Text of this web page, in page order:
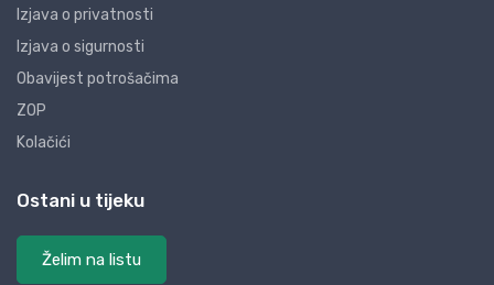
Izjava o privatnosti
Izjava o sigurnosti
Obavijest potrošačima
ZOP
Kolačići
Ostani u tijeku
Želim na listu